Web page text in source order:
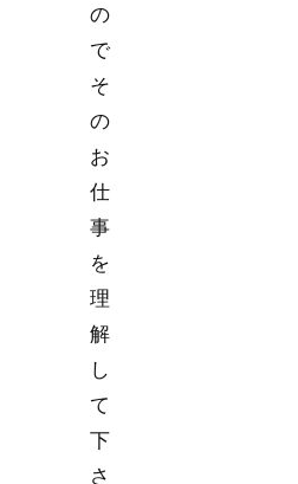
の
で
そ
の
お
仕
事
を
理
解
し
て
下
さ